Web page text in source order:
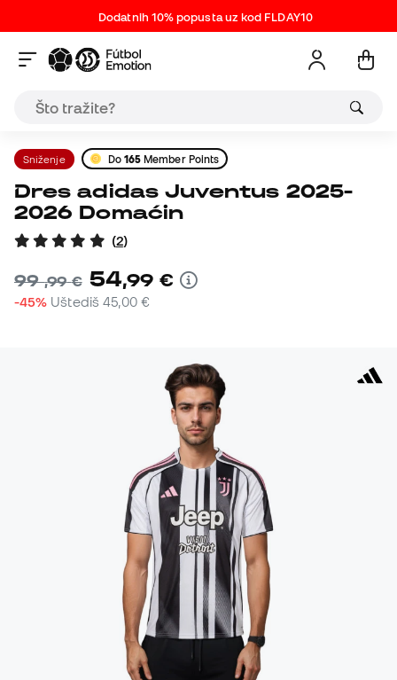
Dodatnih 10% popusta uz kod FLDAY10
Sniženje Do 165 Member Points
Dres adidas Juventus 2025-
2026 Domaćin
(2)
99,99 € 54,99 €
-45% Uštediš 45,00 €